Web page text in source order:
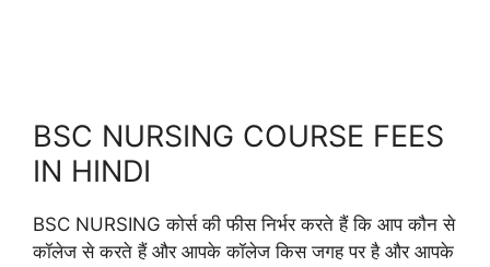
BSC NURSING COURSE FEES
IN HINDI
BSC NURSING कोर्स की फीस निर्भर करते हैं कि आप कौन से
कॉलेज से करते हैं और आपके कॉलेज किस जगह पर है और आपके